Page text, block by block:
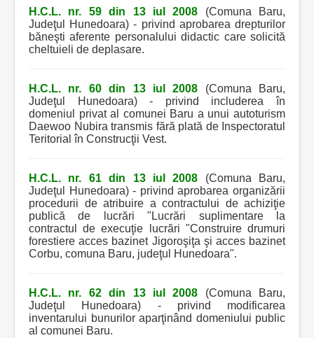
H.C.L. nr. 59 din 13 iul 2008 (Comuna Baru,
Judeţul Hunedoara) - privind aprobarea drepturilor
băneşti aferente personalului didactic care solicită
cheltuieli de deplasare.
H.C.L. nr. 60 din 13 iul 2008 (Comuna Baru,
Judeţul Hunedoara) - privind includerea în
domeniul privat al comunei Baru a unui autoturism
Daewoo Nubira transmis fără plată de Inspectoratul
Teritorial în Construcţii Vest.
H.C.L. nr. 61 din 13 iul 2008 (Comuna Baru,
Judeţul Hunedoara) - privind aprobarea organizării
procedurii de atribuire a contractului de achiziţie
publică de lucrări "Lucrări suplimentare la
contractul de execuţie lucrări "Construire drumuri
forestiere acces bazinet Jigoroşiţa şi acces bazinet
Corbu, comuna Baru, judeţul Hunedoara".
H.C.L. nr. 62 din 13 iul 2008 (Comuna Baru,
Judeţul Hunedoara) - privind modificarea
inventarului bunurilor aparţinând domeniului public
al comunei Baru.